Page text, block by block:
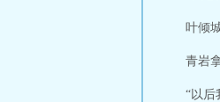
叶倾
青岩
“以后